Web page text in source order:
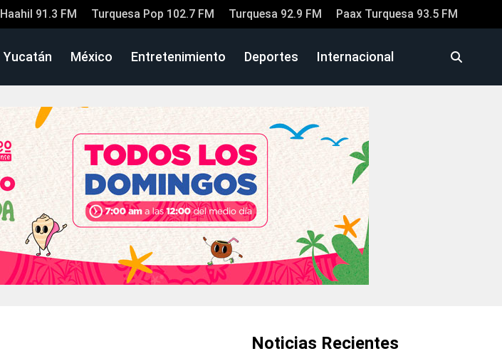
Haahil 91.3 FM Turquesa Pop 102.7 FM Turquesa 92.9 FM Paax Turquesa 93.5 FM
Yucatán México Entretenimiento Deportes Internacional
Noticias Recientes